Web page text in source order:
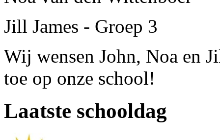
Jill James - Groep 3
Wij wensen John, Noa en
toe op onze school!
Laatste schooldag